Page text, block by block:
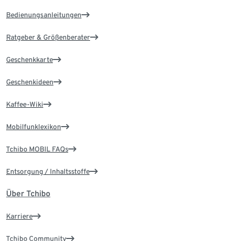
Bedienungsanleitungen
Ratgeber & Größenberater
Geschenkkarte
Geschenkideen
Kaffee-Wiki
Mobilfunklexikon
Tchibo MOBIL FAQs
Entsorgung / Inhaltsstoffe
Über Tchibo
Karriere
Tchibo Community